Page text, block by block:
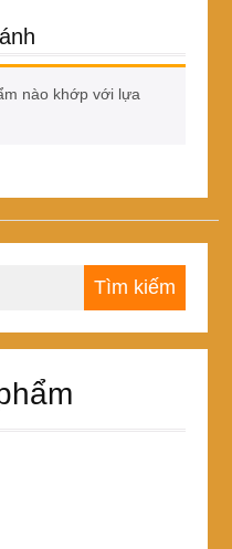
nào khớp với lựa